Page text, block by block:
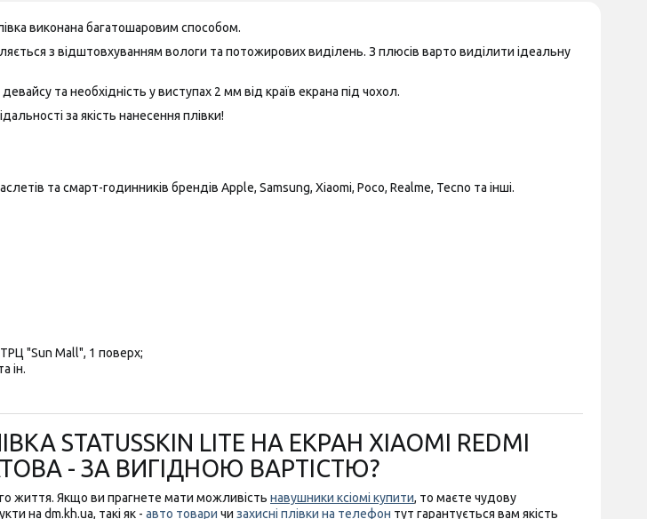
виконана багатошаровим способом.
з відштовхуванням вологи та потожирових виділень. З плюсів варто виділити ідеальну
та необхідність у виступах 2 мм від країв екрана під чохол.
за якість нанесення плівки!
та смарт-годинників брендів Apple, Samsung, Xiaomi, Poco, Realme, Tecno та інші.
"Sun Mall", 1 поверх;
ін.
STATUSSKIN LITE НА ЕКРАН XIAOMI REDMI
- ЗА ВИГІДНОЮ ВАРТІСТЮ?
життя. Якщо ви прагнете мати можливість навушники ксіомі купити, то маєте чудову
на dm.kh.ua, такі як - авто товари чи захисні плівки на телефон тут гарантується вам якість